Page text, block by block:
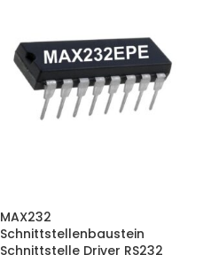
MAX232
Schnittstellenbaustein
Schnittstelle Driver RS232